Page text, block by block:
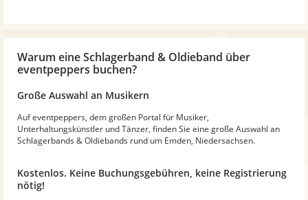
Warum eine Schlagerband & Oldieband über
eventpeppers buchen?
Große Auswahl an Musikern
Auf eventpeppers, dem großen Portal für Musiker,
Unterhaltungskünstler und Tänzer, finden Sie eine große Auswahl an
Schlagerbands & Oldiebands rund um Emden, Niedersachsen.
Kostenlos. Keine Buchungsgebühren, keine Registrierung
nötig!